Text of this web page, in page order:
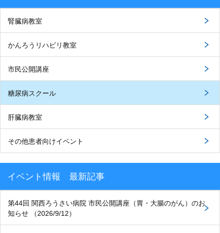
腎臓病教室
かんろうリハビリ教室
市民公開講座
糖尿病スクール
肝臓病教室
その他患者向けイベント
イベント情報 最新記事
第44回 関西ろうさい病院 市民公開講座（胃・大腸のがん）のお
知らせ （2026/9/12）